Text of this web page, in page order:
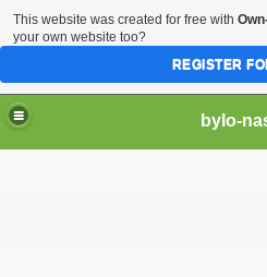
bylo-
This website was created for free with
your own website too?
REGISTER